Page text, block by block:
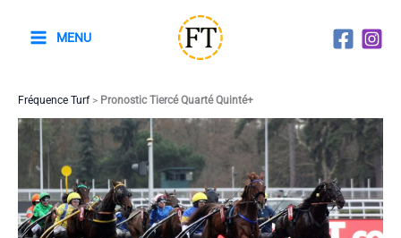
MENU
Fréquence Turf> Pronostic Tiercé Quarté Quinté+